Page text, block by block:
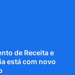
de Receita e
está com novo